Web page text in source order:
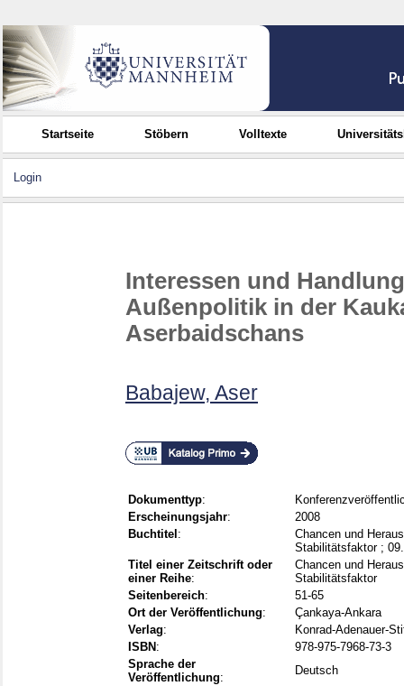
Startseite Stöbern Volltexte
Login
Interessen und
Außenpolitik in der
Aserbaidschans
Babajew, Aser
Dokumenttyp:
Erscheinungsjahr:
2008
Buchtitel :
Chancen und
Stabilitätsfaktor ;
Titel einer Zeitschrift oder
einer Reihe:
Chancen und
Stabilitätsfaktor
Seitenbereich:
51-65
Ort der Veröffentlichung:
Çankaya-Ankara
Verlag:
Konrad-Adenauer-
ISBN :
978-975-7968-73-3
Sprache der
Veröffentlichung:
Deutsch